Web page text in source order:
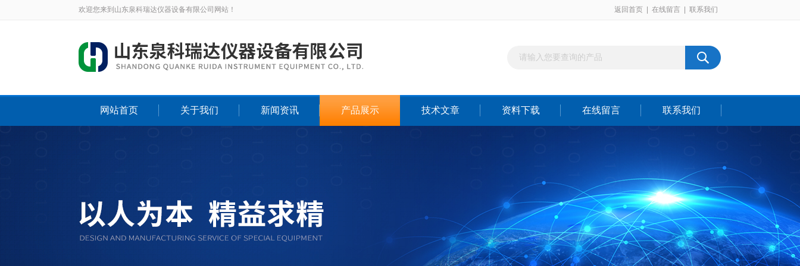
欢迎您来到山东泉科瑞达仪器设备有限公司网站！ 返回首页 在线留言 联系我们
网站首页 关于我们 新闻资讯 产品展示 技术文章 资料下载 在线留言 联系我们